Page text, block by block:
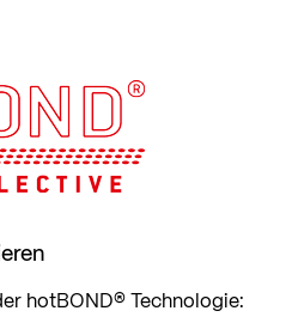
hotBOND® Technologie: